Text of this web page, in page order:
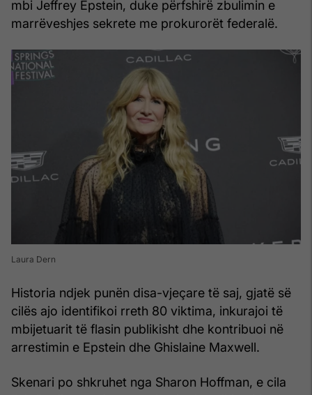
mbi Jeffrey Epstein, duke përfshirë zbulimin e
marrëveshjes sekrete me prokurorët federalë.
Laura Dern
Historia ndjek punën disa-vjeçare të saj, gjatë së
cilës ajo identifikoi rreth 80 viktima, inkurajoi të
mbijetuarit të flasin publikisht dhe kontribuoi në
arrestimin e Epstein dhe Ghislaine Maxwell.
Skenari po shkruhet nga Sharon Hoffman, e cila